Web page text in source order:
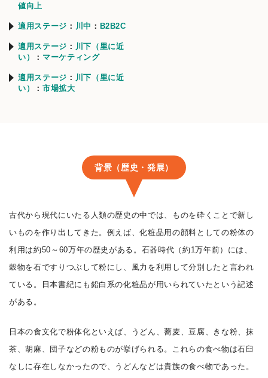
値向上
適用ステージ 川中 B2B2C
適用ステージ
川下（里に近
い）
マーケティング
適用ステージ
川下（里に近
い）
市場拡大
背景（歴史・発展）
古代から現代にいたる人類の歴史の中では、ものを砕くことで新し
いものを作り出してきた。例えば、化粧品用の顔料としての粉体の
利用は約50～60万年の歴史がある。石器時代（約1万年前）には、
穀物を石ですりつぶして粉にし、風力を利用して分別したと言われ
ている。日本書紀にも鉛白系の化粧品が用いられていたという記述
がある。
日本の食文化で粉体化といえば、うどん、蕎麦、豆腐、きな粉、抹
茶、胡麻、団子などの粉ものが挙げられる。これらの食べ物は石臼
なしに存在しなかったので、うどんなどは貴族の食べ物であった。